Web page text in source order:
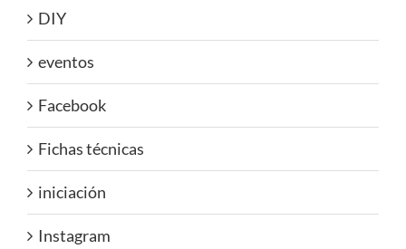
DIY
eventos
Facebook
Fichas técnicas
iniciación
Instagram